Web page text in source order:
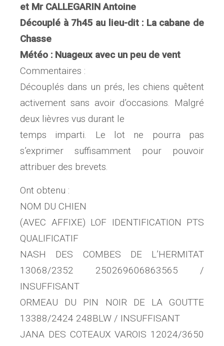
et Mr CALLEGARIN Antoine
Découplé à 7h45 au lieu-dit : La cabane de
Chasse
Météo : Nuageux avec un peu de vent
Commentaires :
Découplés dans un prés, les chiens quêtent
activement sans avoir d’occasions. Malgré
deux lièvres vus durant le
temps imparti. Le lot ne pourra pas
s’exprimer suffisamment pour pouvoir
attribuer des brevets.
Ont obtenu :
NOM DU CHIEN
(AVEC AFFIXE) LOF IDENTIFICATION PTS
QUALIFICATIF
NASH DES COMBES DE L’HERMITAT
13068/2352 250269606863565 /
INSUFFISANT
ORMEAU DU PIN NOIR DE LA GOUTTE
13388/2424 248BLW / INSUFFISANT
JANA DES COTEAUX VAROIS 12024/3650